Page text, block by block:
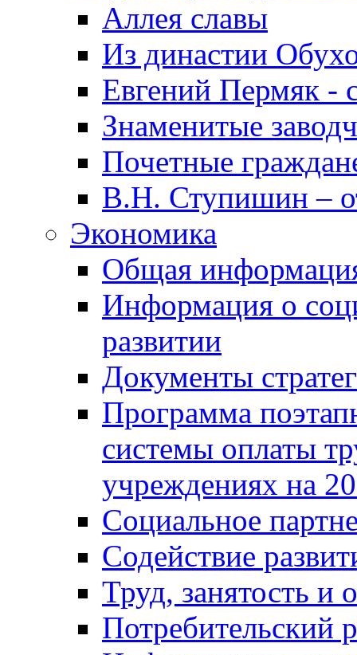
Аллея славы
Из династии
Евгений Пермяк -
Знаменитые
Почетные
В.Н. Ступишин –
Экономика
Общая
Информация о
развитии
Документы
Программа
системы оплаты
учреждениях на
Социальное
Содействие
Труд, занятость и
Потребительский